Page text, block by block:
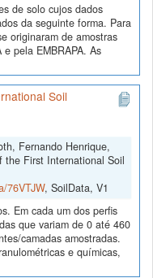
de solo cujos dados
da seguinte forma. Para
originaram de amostras
pela EMBRAPA. As
Soil
Fernando Henrique,
the First International Soil
76VTJW, SoilData, V1
Em cada um dos perfis
que variam de 0 até 460
camadas amostradas.
e químicas,